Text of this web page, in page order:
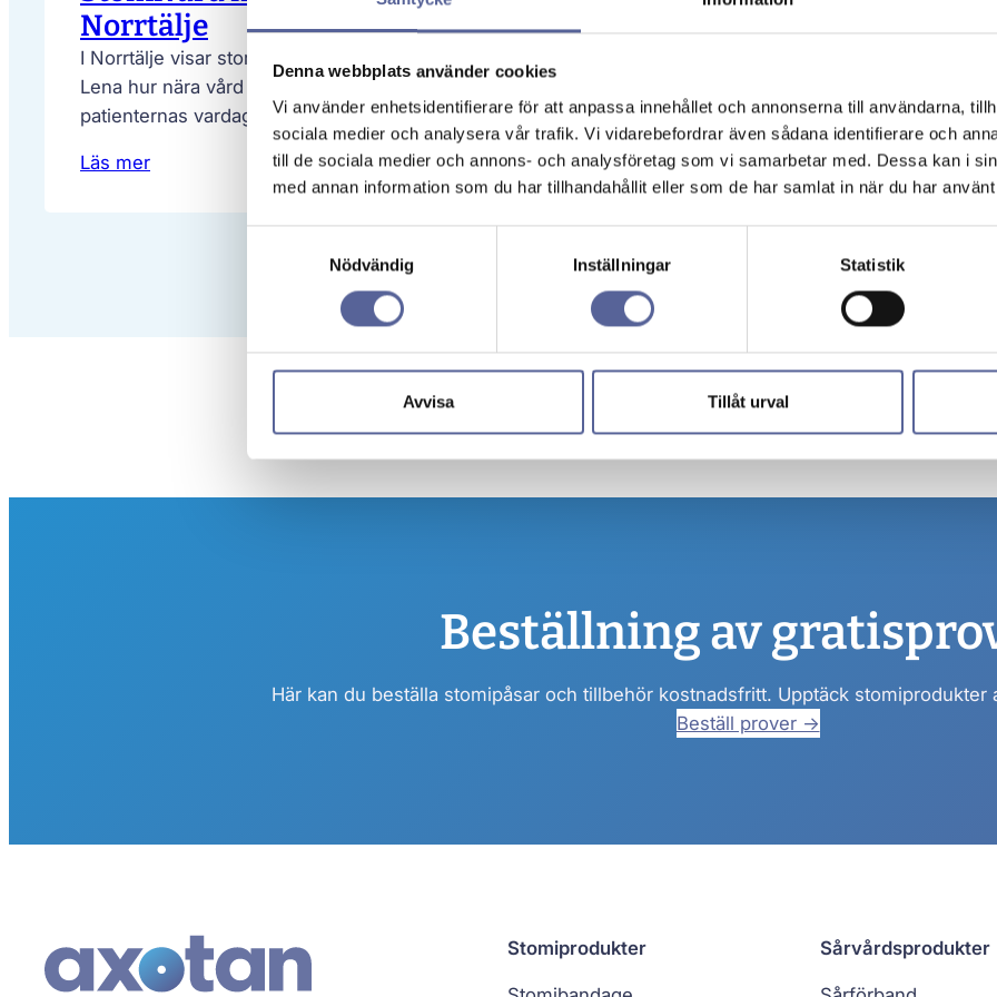
Denna webbplats använder cookies
Vi använder enhetsidentifierare för att anpassa innehållet och annonserna till användarna,
sociala medier och analysera vår trafik. Vi vidarebefordrar även sådana identifierare och
till de sociala medier och annons- och analysföretag som vi samarbetar med. Dessa kan i
med annan information som du har tillhandahållit eller som de har samlat in när du har
Nödvändig
Inställningar Statistik
Avvisa Tillåt urval
Norrtälje
I Norrtälje visar stomiterapeuterna Gerd och
Lena hur nära vård kan göra verklig skillnad i
patienternas vardag.
Läs mer
tillbaka har hon arbetat på kirurgkliniken…
Läs mer
Beställning av
Här kan du beställa stomipåsar och tillbehör kostnadsfritt. Upptäck stomiprodukter
Beställ prover →
Stomiprodukter Sårvårdsprodukter